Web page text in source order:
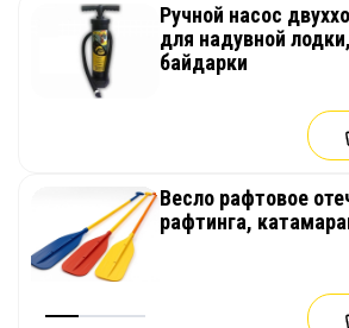
Ручной насос
для надувной
байдарки
Весло рафтовое
рафтинга,